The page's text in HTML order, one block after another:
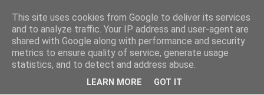
Σύλλογος Ιπποκράτειος
This site uses cookies from Google to deliver its services
and to analyze traffic. Your IP address and user-agent are
shared with Google along with performance and security
metrics to ensure quality of service, generate usage
statistics, and to detect and address abuse.
LEARN MORE GOT IT